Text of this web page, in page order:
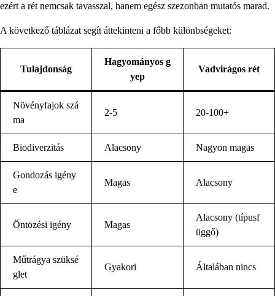
ezért a rét nemcsak tavasszal, hanem egész szezonban mutatós marad.
A következő táblázat segít áttekinteni a főbb különbségeket:
Tulajdonság
Hagyományos g
yep
Vadvirágos rét
Növényfajok szá
ma
2-5 20-100+
Biodiverzitás Alacsony Nagyon magas
Gondozás igény
e
Magas Alacsony
Öntözési igény Magas
Alacsony (típusf
üggő)
Műtrágya szüksé
glet
Gyakori Általában nincs